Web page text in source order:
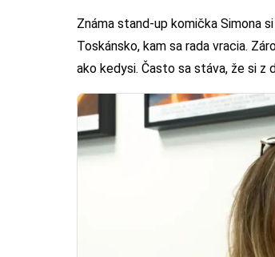
Známa stand-up komička Simona
Toskánsko, kam sa rada vracia.
ako kedysi. Často sa stáva, že si z